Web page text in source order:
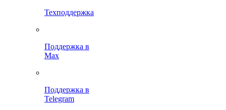
Техподдержка
Поддержка в
Max
Поддержка в
Telegram